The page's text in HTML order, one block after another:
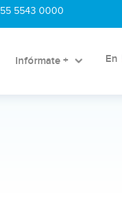
55 5543 0000
Infórmate + En